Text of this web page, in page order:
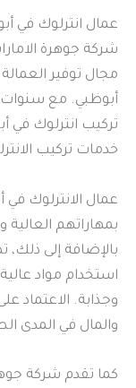
عمال انترلوك في
شركة جوهرة
مجال توفير
أبوظبي. مع سنوات
تركيب انترلوك في
خدمات تركيب
عمال الانترلوك
بمهاراتهم
بالإضافة إلى
استخدام مواد
وجذابة. الاعتماد
والمال في المدى
كما تقدم شركة